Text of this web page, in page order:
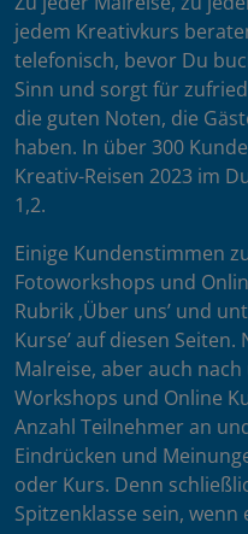
jedem Kreativkurs
telefonisch, bevor Du
Sinn und sorgt für
die guten Noten, die
haben. In über 300
Kreativ-Reisen 2023 im
1,2.
Einige Kundenstimmen
Fotoworkshops und
Rubrik ‚Über uns’ und
Kurse’ auf diesen
Malreise, aber auch
Workshops und Online
Anzahl Teilnehmer an
Eindrücken und
oder Kurs. Denn
Spitzenklasse sein,